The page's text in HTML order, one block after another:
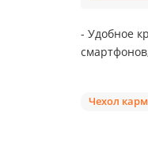
- Удобное
Чехол